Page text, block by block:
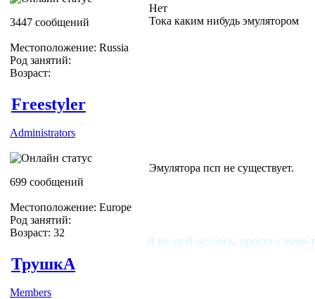
3447 сообщений
Местоположение: Russia
Род занятий:
Возраст:
Нет
Тока каким нибудь эмулятором
Freestyler
Administrators
699 сообщений
Местоположение: Europe
Род занятий:
Возраст: 32
Эмулятора псп не существует.
Я не злой человек, просто у меня
ТрушкА
Members